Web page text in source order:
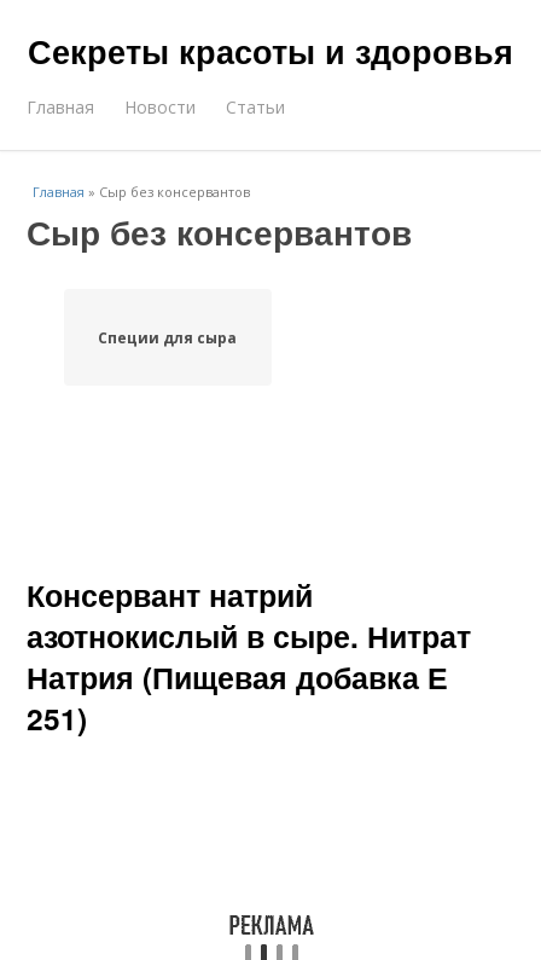
Секреты красоты и здоровья
Главная Новости Статьи
Главная » Сыр без консервантов
Сыр без консервантов
Специи для сыра
Консервант натрий
азотнокислый в сыре. Нитрат
Натрия (Пищевая добавка Е
251)